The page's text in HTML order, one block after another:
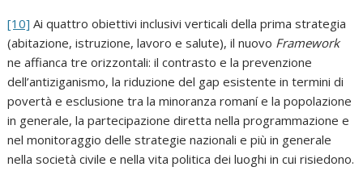
[10] Ai quattro obiettivi inclusivi verticali della prima strategia
(abitazione, istruzione, lavoro e salute), il nuovo Framework
ne affianca tre orizzontali: il contrasto e la prevenzione
dell’antiziganismo, la riduzione del gap esistente in termini di
povertà e esclusione tra la minoranza romaní e la popolazione
in generale, la partecipazione diretta nella programmazione e
nel monitoraggio delle strategie nazionali e più in generale
nella società civile e nella vita politica dei luoghi in cui risiedono.